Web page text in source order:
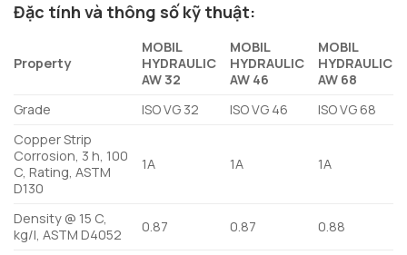
Đặc tính và thông số kỹ thuật:
Property
MOBIL
HYDRAULIC
AW 32
MOBIL
HYDRAULIC
AW 46
MOBIL
HYDRAULIC
AW 68
Grade
ISO VG 32 ISO VG 46
ISO VG 68
Copper Strip
Corrosion, 3 h, 100
C, Rating, ASTM
D130
1A 1A 1A
Density @ 15 C,
kg/l, ASTM D4052
0.87 0.87 0.88